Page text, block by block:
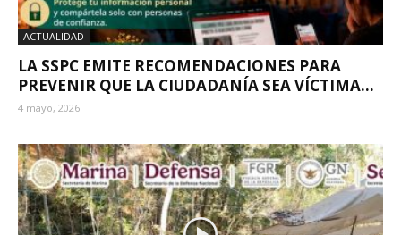
ACTUALIDAD
LA SSPC EMITE RECOMENDACIONES PARA
PREVENIR QUE LA CIUDADANÍA SEA VÍCTIMA...
4 mayo, 2026